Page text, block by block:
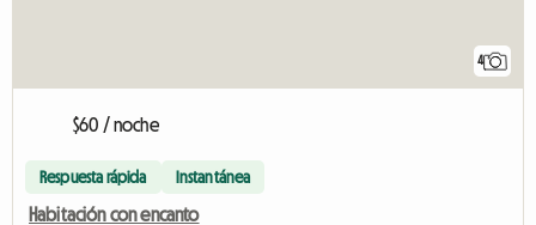
4
$60 / noche
Respuesta rápida Instantánea
Habitación con encanto